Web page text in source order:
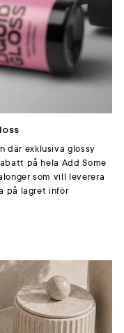
där exklusiva glossy
på hela Add Some
som vill leverera
på lagret inför